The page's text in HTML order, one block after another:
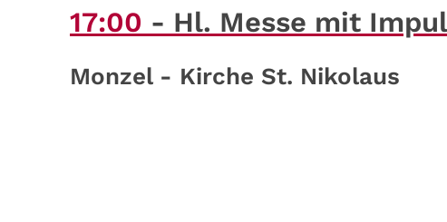
17:00 Hl. Messe mit
Monzel - Kirche St. Nikolaus